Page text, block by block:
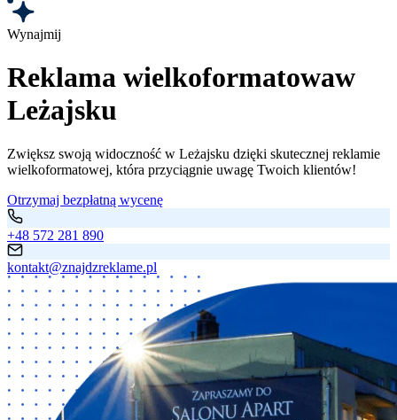
Wynajmij
Reklama wielkoformatowaw
Leżajsku
Zwiększ swoją widoczność w Leżajsku dzięki skutecznej reklamie
wielkoformatowej, która przyciągnie uwagę Twoich klientów!
Otrzymaj bezpłatną wycenę
+48 572 281 890
kontakt@znajdzreklame.pl